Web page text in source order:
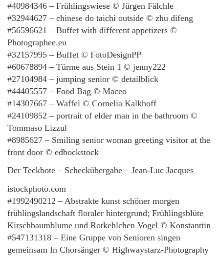
#40984346 – Frühlingswiese © Jürgen Fälchle
#32944627 – chinese do taichi outside © zhu difeng
#56596621 – Buffet with different appetizers ©
Photographee.eu
#32157995 – Buffet © FotoDesignPP
#60678894 – Türme aus Stein 1 © jenny222
#27104984 – jumping senior © detailblick
#44405557 – Food Bag © Maceo
#14307667 – Waffel © Cornelia Kalkhoff
#24109852 – portrait of elder man in the bathroom ©
Tommaso Lizzul
#8985627 – Smiling senior woman greeting visitor at the
front door © edbockstock
Der Teckbote – Scheckübergabe – Jean-Luc Jacques
istockphoto.com
#1992490212 – Abstrakte kunst schöner morgen
frühlingslandschaft floraler hintergrund; Frühlingsblüte
Kirschbaumblume und Rotkehlchen Vogel © Konstanttin
#547131318 – Eine Gruppe von Senioren singen
gemeinsam In Chorsänger © Highwaystarz-Photography